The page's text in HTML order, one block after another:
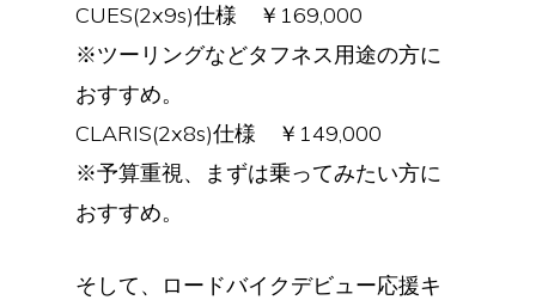
CUES(2x9s)仕様 ￥169,000
※ツーリングなどタフネス用途の方に
おすすめ。
CLARIS(2x8s)仕様 ￥149,000
※予算重視、まずは乗ってみたい方に
おすすめ。
そして、ロードバイクデビュー応援キ